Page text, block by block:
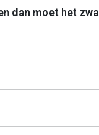
dan moet het